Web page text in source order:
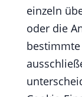
einzeln
oder die